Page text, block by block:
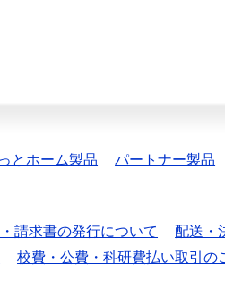
とホーム製品 パートナー製品
請求書の発行について 配送・
校費・公費・科研費払い取引の